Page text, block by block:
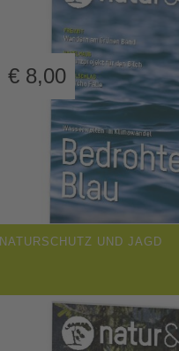
€ 8,00
NATURSCHUTZ UND JAGD